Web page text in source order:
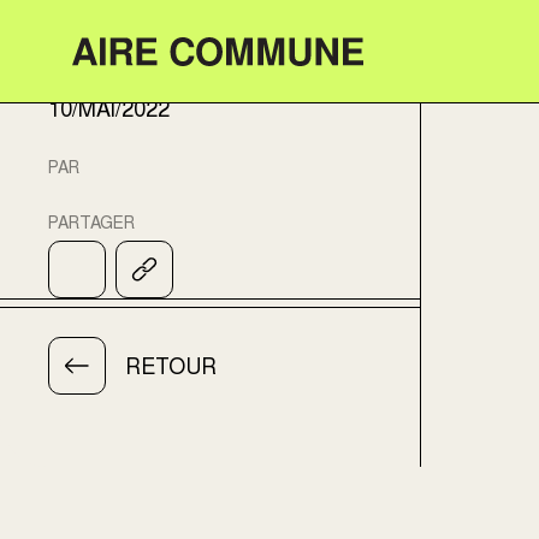
Aire Commune
10/MAI/2022
PAR
PARTAGER
RETOUR